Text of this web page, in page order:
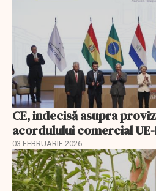
CE, indecisă asupra
acordulului comercial
03 FEBRUARIE 2026